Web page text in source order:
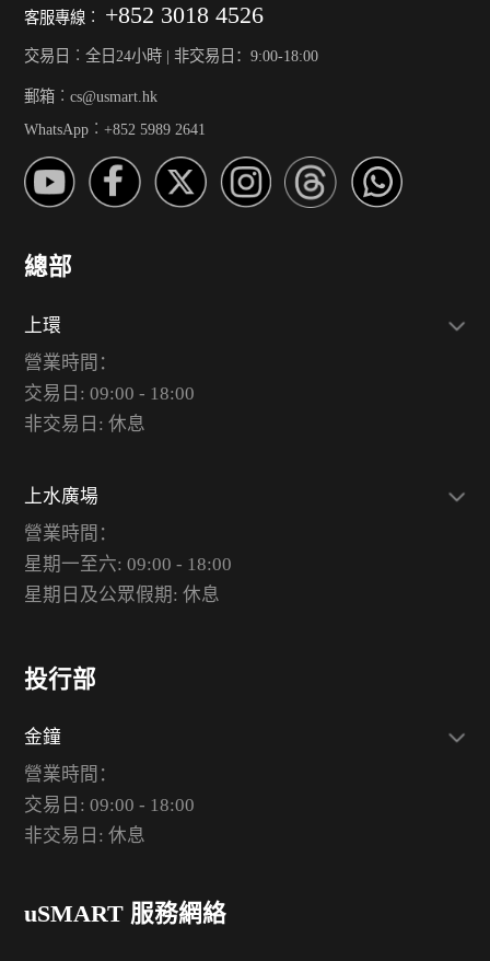
客服專線︰ +852 3018 4526
交易日︰全日24小時 | 非交易日：9:00-18:00
郵箱︰cs@usmart.hk
WhatsApp︰+852 5989 2641
總部
上環
營業時間：
交易日: 09:00 - 18:00
非交易日: 休息
上水廣場
營業時間：
星期一至六: 09:00 - 18:00
星期日及公眾假期: 休息
投行部
金鐘
營業時間：
交易日: 09:00 - 18:00
非交易日: 休息
uSMART 服務網絡